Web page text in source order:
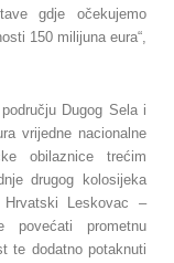
gdje očekujemo
150 milijuna eura“,
Dugog Sela i
vrijedne nacionalne
obilaznice trećim
drugog kolosijeka
Leskovac –
povećati prometnu
te dodatno potaknuti